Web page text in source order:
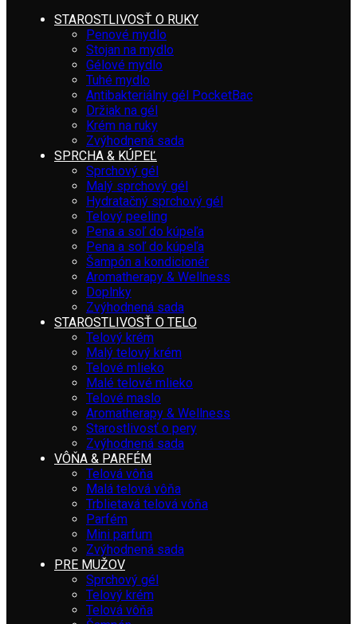
STAROSTLIVOSŤ O RUKY
Penové mydlo
Stojan na mydlo
Gélové mydlo
Tuhé mydlo
Antibakteriálny gél PocketBac
Držiak na gél
Krém na ruky
Zvýhodnená sada
SPRCHA & KÚPEĽ
Sprchový gél
Malý sprchový gél
Hydratačný sprchový gél
Telový peeling
Pena a soľ do kúpeľa
Pena a soľ do kúpeľa
Šampón a kondicionér
Aromatherapy & Wellness
Doplnky
Zvýhodnená sada
STAROSTLIVOSŤ O TELO
Telový krém
Malý telový krém
Telové mlieko
Malé telové mlieko
Telové maslo
Aromatherapy & Wellness
Starostlivosť o pery
Zvýhodnená sada
VÔŇA & PARFÉM
Telová vôňa
Malá telová vôňa
Trblietavá telová vôňa
Parfém
Mini parfum
Zvýhodnená sada
PRE MUŽOV
Sprchový gél
Telový krém
Telová vôňa